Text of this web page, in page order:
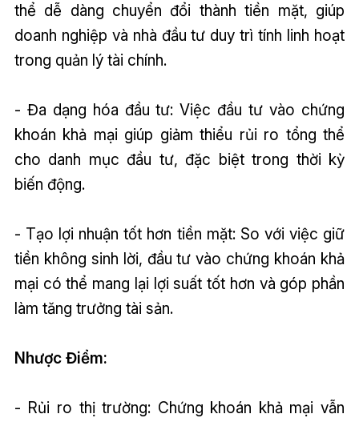
thể dễ dàng chuyển đổi thành tiền mặt, giúp
doanh nghiệp và nhà đầu tư duy trì tính linh hoạt
trong quản lý tài chính.
- Đa dạng hóa đầu tư: Việc đầu tư vào chứng
khoán khả mại giúp giảm thiểu rủi ro tổng thể
cho danh mục đầu tư, đặc biệt trong thời kỳ
biến động.
- Tạo lợi nhuận tốt hơn tiền mặt: So với việc giữ
tiền không sinh lời, đầu tư vào chứng khoán khả
mại có thể mang lại lợi suất tốt hơn và góp phần
làm tăng trưởng tài sản.
Nhược Điểm:
- Rủi ro thị trường: Chứng khoán khả mại vẫn